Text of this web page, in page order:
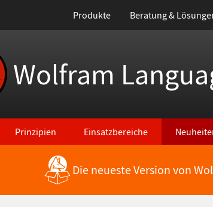
Produkte Beratung &
Wolfram
Prinzipien Einsatzbereiche
Die neueste Version von